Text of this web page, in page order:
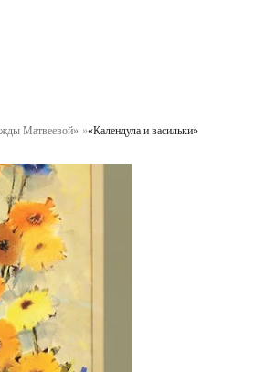
Матвеевой» «Календула и васильки»